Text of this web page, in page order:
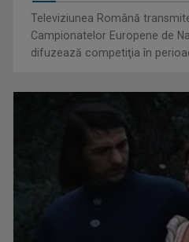
Un reper al cinematografiei
„Roma, oraș deschis”
Televiziunea Română
Campionatelor Europene de
difuzează competiţia în